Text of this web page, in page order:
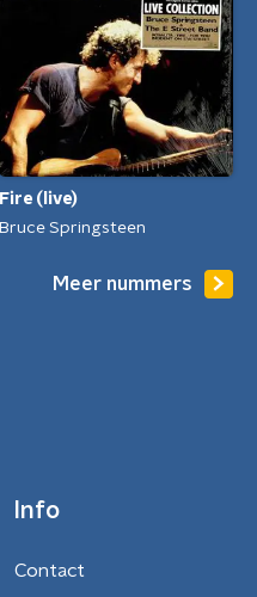
Fire (live)
Bruce Springsteen
Meer nummers
Info
Contact